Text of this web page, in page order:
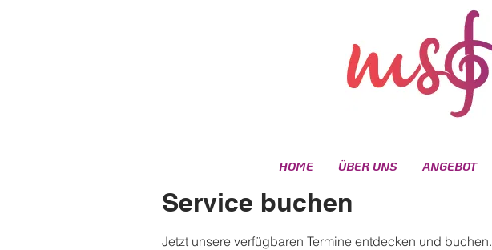
Service buchen
Jetzt unsere verfügbaren Termine entdecken und buchen.
HOME ÜBER UNS ANGEBOT